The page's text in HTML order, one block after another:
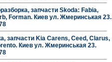
запчасти Skoda: Fabia,
Forman. Киев ул. Жмеринськая 23.
запчасти Kia Carens, Ceed, Clarus,
Киев ул. Жмеринськая 23.